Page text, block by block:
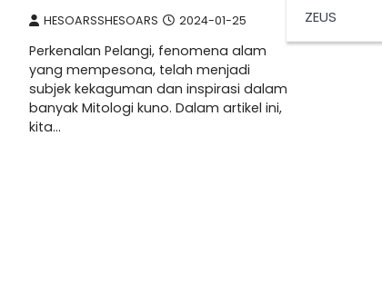
ZEUS
HESOARSSHESOARS 2024-01-25
Perkenalan Pelangi, fenomena alam
yang mempesona, telah menjadi
subjek kekaguman dan inspirasi dalam
banyak Mitologi kuno. Dalam artikel ini,
kita…